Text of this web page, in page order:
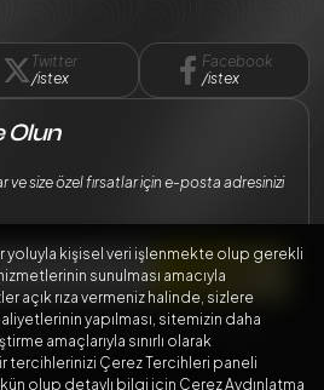
Twitter
/istex
Facebook
/istex
Olun
ve size özel fırsatlar için e-posta adresinizi
Abone Ol
Korunması Kanunumevzuatına uygun
ediyorum.
yoluyla kişisel veri işlenmekte olup gerekli
sunulması amacıyla
açık rıza vermeniz halinde, sizlere
yapılması, sitemizin daha
amaçlarıyla sınırlı olarak
tercihlerinizi Çerez Tercihleri paneli
olup detaylı bilgi için Çerez Aydınlatma